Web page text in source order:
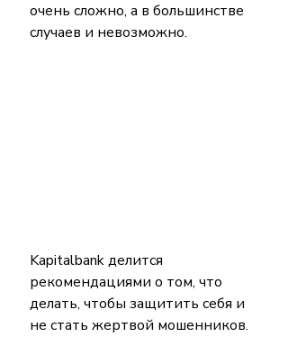
очень сложно, а в большинстве
случаев и невозможно.
Kapitalbank делится
рекомендациями о том, что
делать, чтобы защитить себя и
не стать жертвой мошенников.